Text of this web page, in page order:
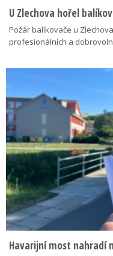
U Zlechova hořel
Požár balíkovače u
profesionálních a
Havarijní most nahradí